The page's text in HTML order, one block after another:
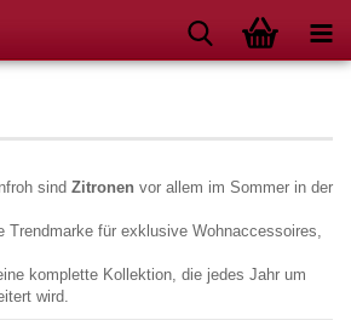
sind Zitronen vor allem im Sommer in der
Trendmarke für exklusive Wohnaccessoires,
komplette Kollektion, die jedes Jahr um
wird.